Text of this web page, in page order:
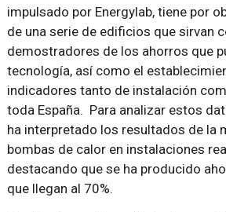
impulsado por Energylab, tiene por
de una serie de edificios que sirvan
demostradores de los ahorros que
tecnología, así como el
indicadores tanto de instalación
toda España. Para analizar estos
ha interpretado los resultados de la
bombas de calor en instalaciones
destacando que se ha producido
que llegan al 70%.